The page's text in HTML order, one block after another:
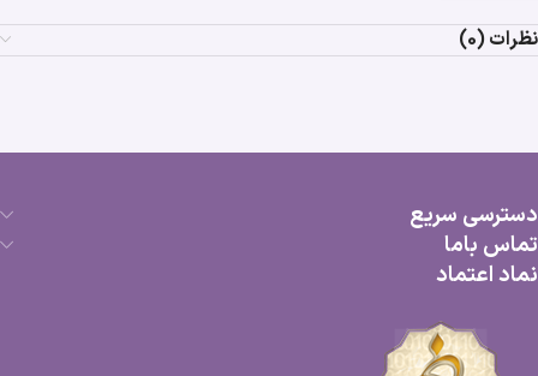
نظرات (0)
دسترسی سریع
تماس باما
نماد اعتماد